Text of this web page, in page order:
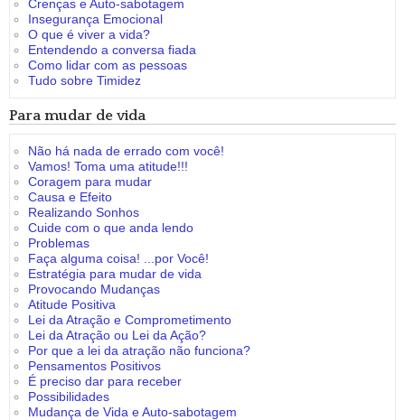
Crenças e Auto-sabotagem
Insegurança Emocional
O que é viver a vida?
Entendendo a conversa fiada
Como lidar com as pessoas
Tudo sobre Timidez
Para mudar de vida
Não há nada de errado com você!
Vamos! Toma uma atitude!!!
Coragem para mudar
Causa e Efeito
Realizando Sonhos
Cuide com o que anda lendo
Problemas
Faça alguma coisa! ...por Você!
Estratégia para mudar de vida
Provocando Mudanças
Atitude Positiva
Lei da Atração e Comprometimento
Lei da Atração ou Lei da Ação?
Por que a lei da atração não funciona?
Pensamentos Positivos
É preciso dar para receber
Possibilidades
Mudança de Vida e Auto-sabotagem